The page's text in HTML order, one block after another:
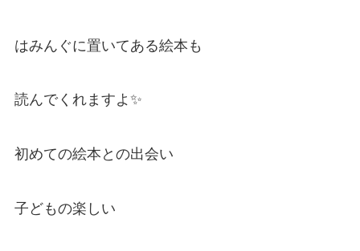
はみんぐに置いてある絵本も
読んでくれますよ✨
初めての絵本との出会い
子どもの楽しい